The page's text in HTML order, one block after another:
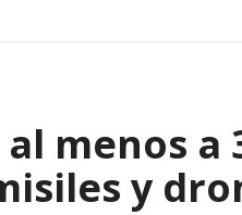
menos a
y